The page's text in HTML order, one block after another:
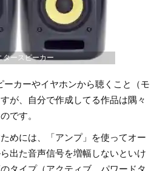
タースピーカー
ーカーやイヤホンから聴くこと（モ
が、自分で作成してる作品は隅々
です。
めには、「アンプ」を使ってオー
出た音声信号を増幅しないといけ
タイプ（アクティブ、パワードタ